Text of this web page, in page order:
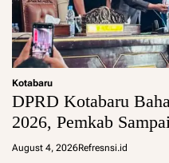
Kotabaru
DPRD Kotabaru
2026, Pemkab
August 4, 2026Refresnsi.id